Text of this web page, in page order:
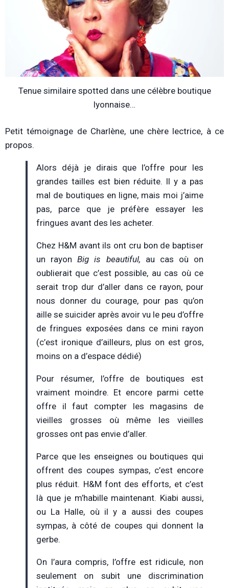
Tenue similaire spotted dans une célèbre boutique
lyonnaise…
Petit témoignage de Charlène, une chère lectrice, à ce
propos.
Alors déjà je dirais que l’offre pour les
grandes tailles est bien réduite. Il y a pas
mal de boutiques en ligne, mais moi j’aime
pas, parce que je préfère essayer les
fringues avant des les acheter.
Chez H&M avant ils ont cru bon de baptiser
un rayonBig is beautiful, au cas où on
oublierait que c’est possible, au cas où ce
serait trop dur d’aller dans ce rayon, pour
nous donner du courage, pour pas qu’on
aille se suicider après avoir vu le peu d’offre
de fringues exposées dans ce mini rayon
(c’est ironique d’ailleurs, plus on est gros,
moins on a d’espace dédié)
Pour résumer, l’offre de boutiques est
vraiment moindre. Et encore parmi cette
offre il faut compter les magasins de
vieilles grosses où même les vieilles
grosses ont pas envie d’aller.
Parce que les enseignes ou boutiques qui
offrent des coupes sympas, c’est encore
plus réduit. H&M font des efforts, et c’est
là que je m’habille maintenant. Kiabi aussi,
ou La Halle, où il y a aussi des coupes
sympas, à côté de coupes qui donnent la
gerbe.
On l’aura compris, l’offre est ridicule, non
seulement on subit une discrimination